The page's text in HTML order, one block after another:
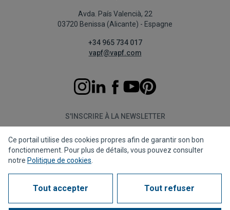
Avda. País Valencià, 22
03720 Benissa (Alicante) - Espagne
+34 965 734 017
vapf@vapf.com
S'INSCRIRE À LA NEWSLETTER
S'abonner
Politique de confidentialité
Politique de cookies
Avis juridiqueCanal de dénonciationCorporate compliance
Ce portail utilise des cookies propres afin de garantir son bon
fonctionnement. Pour plus de détails, vous pouvez consulter
notre Politique de cookies
Tout accepter Tout refuser